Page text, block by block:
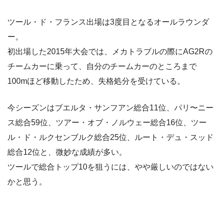
ツール・ド・フランス出場は3度目となるオールラウンダ
ー。
初出場した2015年大会では、メカトラブルの際にAG2Rの
チームカーに乗って、自分のチームカーのところまで
100mほど移動したため、失格処分を受けている。
今シーズンはブエルタ・サンフアン総合11位、パリ〜ニー
ス総合59位、ツアー・オブ・ノルウェー総合16位、ツー
ル・ド・ルクセンブルク総合25位、ルート・デュ・スッド
総合12位と、微妙な成績が多い。
ツールで総合トップ10を狙うには、やや厳しいのではない
かと思う。